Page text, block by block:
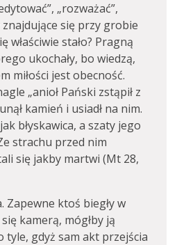
„rozważać”,
znajdujące się przy grobie
właściwie stało? Pragną
ukochały, bo wiedzą,
miłości jest obecność.
„anioł Pański zstąpił z
kamień i usiadł na nim.
błyskawica, a szaty jego
strachu przed nim
się jakby martwi (Mt 28,
Zapewne ktoś biegły w
kamerą, mógłby ją
tyle, gdyż sam akt przejścia